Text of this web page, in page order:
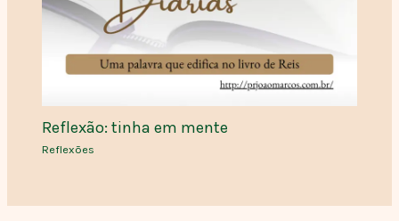
Reflexão: tinha em mente
Reflexões